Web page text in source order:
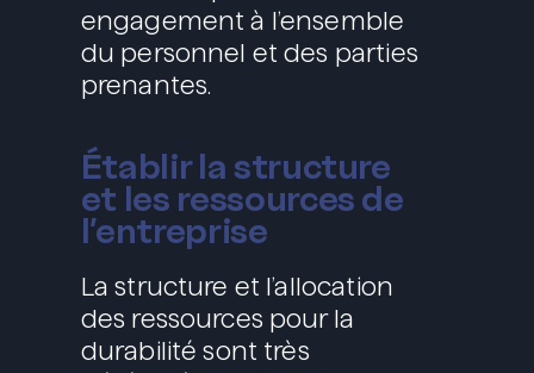
engagement à l’ensemble
du personnel et des parties
prenantes.
Établir la structure
et les ressources de
l’entreprise
La structure et l’allocation
des ressources pour la
durabilité sont très